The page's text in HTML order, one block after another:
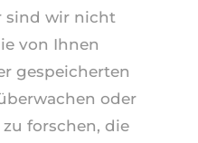
sind wir nicht
von Ihnen
gespeicherten
oder
forschen, die